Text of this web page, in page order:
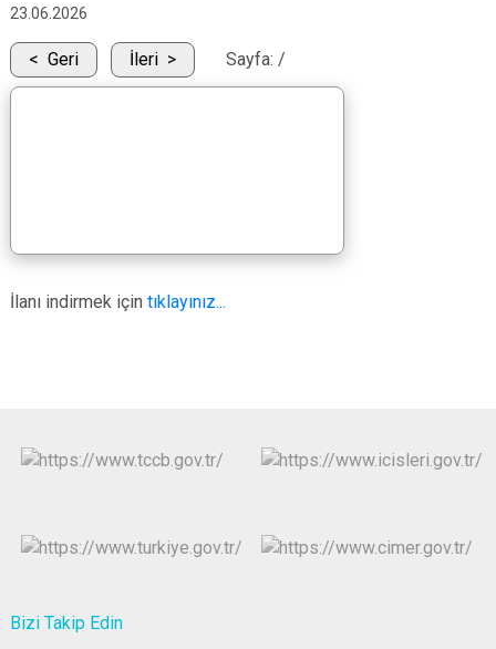
23.06.2026
Geri İleri Sayfa: /
İlanı indirmek için tıklayınız...
Bizi Takip Edin